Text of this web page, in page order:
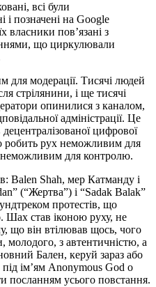
всі були
і позначені на Google
власники пов’язані з
що циркулювали
для модерації. Тисячі людей
стрілянини, і ще тисячі
опинилися з каналом,
адміністрації. Це
цифрової
робить рух неможливим для
неможливим для контролю.
Balen Shah, мер Катманду і
(“Жертва”) і “Sadak Balak”
протестів, що
Шах став іконою руху, не
що він втілював щось, чого
молодого, з автентичністю, а
Бален, керуй зараз або
ім’ям Anonymous God о
посланням усього повстання.